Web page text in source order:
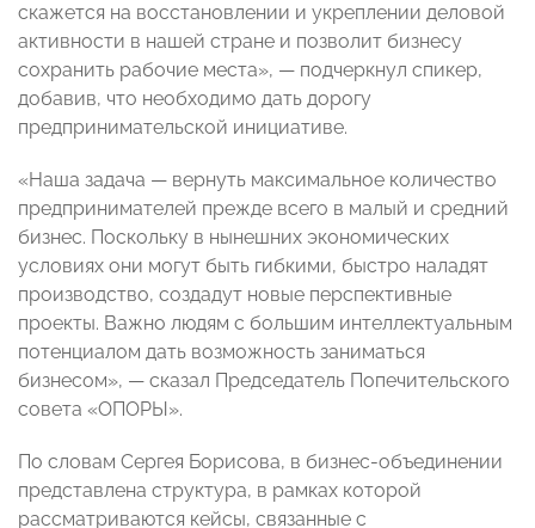
скажется на восстановлении и укреплении деловой
активности в нашей стране и позволит бизнесу
сохранить рабочие места», — подчеркнул спикер,
добавив, что необходимо дать дорогу
предпринимательской инициативе.
«Наша задача — вернуть максимальное количество
предпринимателей прежде всего в малый и средний
бизнес. Поскольку в нынешних экономических
условиях они могут быть гибкими, быстро наладят
производство, создадут новые перспективные
проекты. Важно людям с большим интеллектуальным
потенциалом дать возможность заниматься
бизнесом», — сказал Председатель Попечительского
совета «ОПОРЫ».
По словам Сергея Борисова, в бизнес-объединении
представлена структура, в рамках которой
рассматриваются кейсы, связанные с